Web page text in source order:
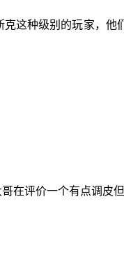
这种级别的玩家，他
在评价一个有点调皮